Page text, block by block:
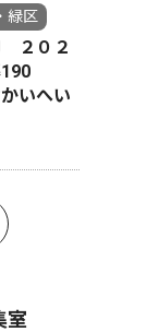
緑区
２０２
いへい
室